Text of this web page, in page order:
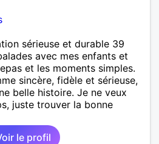
sérieuse et durable 39
avec mes enfants et
et les moments simples.
sincère, fidèle et sérieuse,
belle histoire. Je ne veux
juste trouver la bonne
le profil